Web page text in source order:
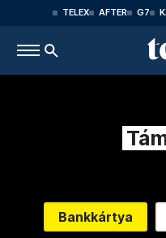
TELEX AFTER G7
Bankkártya